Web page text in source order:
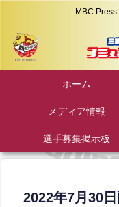
MBC
ホーム
メディア情報
選手募集掲示板
2022年7月30